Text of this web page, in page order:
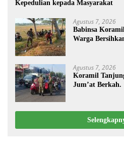
Kepedulian kepada Masyarakat
Agustus 7, 2026
Babinsa
Warga
Agustus 7, 2026
Koramil
Jum’at Berkah.